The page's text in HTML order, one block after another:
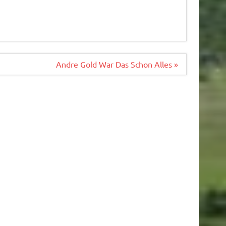
Andre Gold War Das Schon Alles »